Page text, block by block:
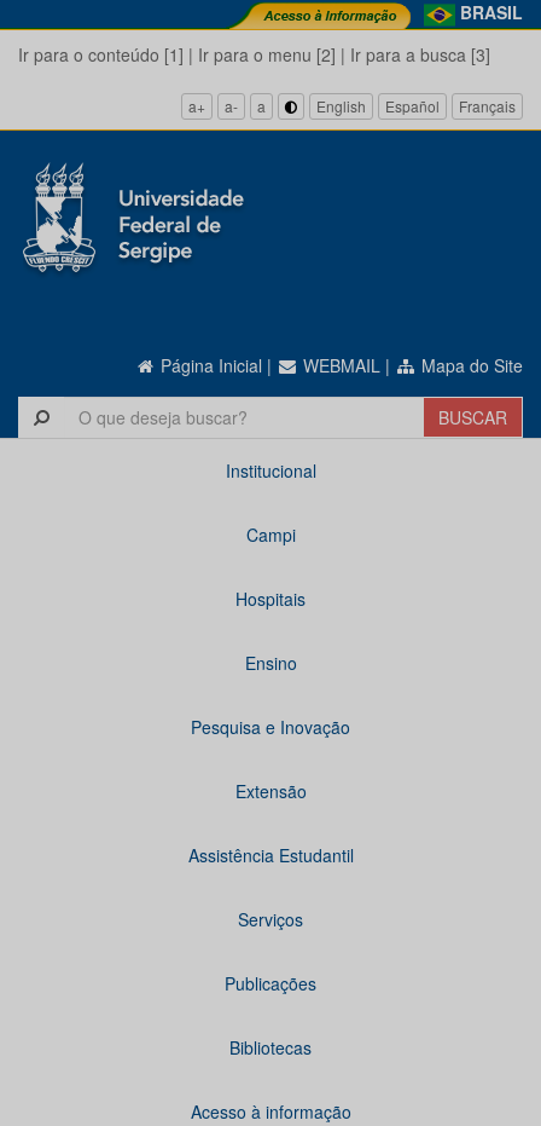
BRASIL
Ir para o conteúdo [1] | Ir para o menu [2] | Ir para a busca [3]
a+ a- a English Español Français
Página Inicial | WEBMAIL | Mapa do Site
Institucional
Campi
Hospitais
Ensino
Pesquisa e Inovação
Extensão
Assistência Estudantil
Serviços
Publicações
Bibliotecas
Acesso à informação